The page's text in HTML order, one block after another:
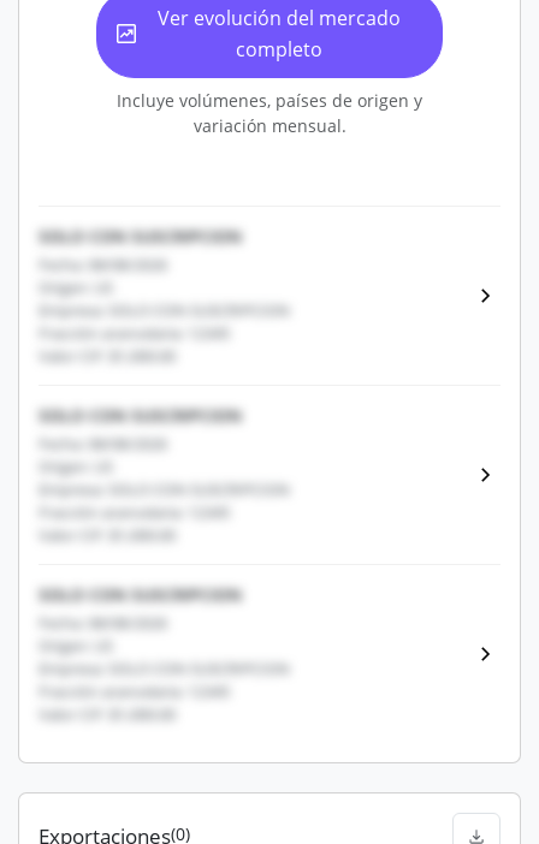
Ver evolución del mercado
completo
Incluye volúmenes, países de origen y
variación mensual.
SOLO CON SUSCRIPCION
Fecha: 08/08/2026
Origen: US
Empresa: SOLO CON SUSCRIPCION
Fracción arancelaria: 12345
Valor CIF: $1,000.00
SOLO CON SUSCRIPCION
Fecha: 08/08/2026
Origen: US
Empresa: SOLO CON SUSCRIPCION
Fracción arancelaria: 12345
Valor CIF: $1,000.00
SOLO CON SUSCRIPCION
Fecha: 08/08/2026
Origen: US
Empresa: SOLO CON SUSCRIPCION
Fracción arancelaria: 12345
Valor CIF: $1,000.00
Exportaciones(0)